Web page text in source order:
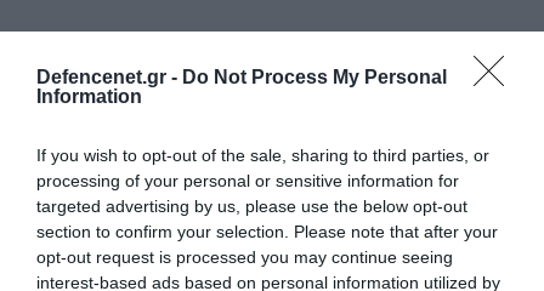
Defencenet.gr - Do Not Process My Personal
Information
If you wish to opt-out of the sale, sharing to third parties, or
processing of your personal or sensitive information for
targeted advertising by us, please use the below opt-out
section to confirm your selection. Please note that after your
opt-out request is processed you may continue seeing
interest-based ads based on personal information utilized by